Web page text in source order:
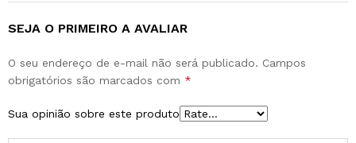
SEJA O PRIMEIRO A AVALIAR
O seu endereço de e-mail não será publicado. Campos
obrigatórios são marcados com *
Sua opinião sobre este produto